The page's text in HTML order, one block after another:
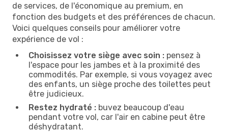
de services, de l'économique au premium, en
fonction des budgets et des préférences de chacun.
Voici quelques conseils pour améliorer votre
expérience de vol :
Choisissez votre siège avec soin : pensez à
l'espace pour les jambes et à la proximité des
commodités. Par exemple, si vous voyagez avec
des enfants, un siège proche des toilettes peut
être judicieux.
Restez hydraté : buvez beaucoup d'eau
pendant votre vol, car l'air en cabine peut être
déshydratant.